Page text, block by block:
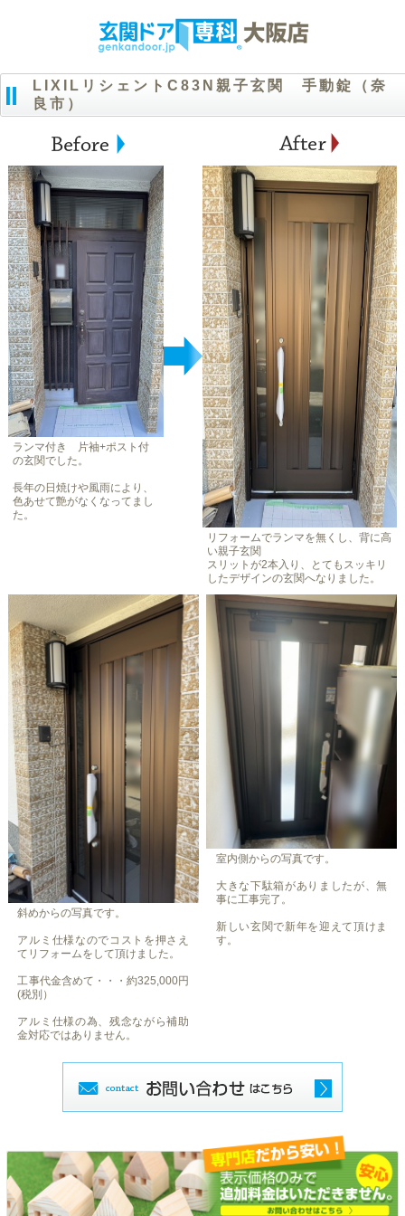
LIXILリシェントC83N親子玄関 手動錠（奈
良市）
ランマ付き 片袖+ポスト付
の玄関でした。
長年の日焼けや風雨により、
色あせて艶がなくなってまし
た。
リフォームでランマを無くし、背に高
い親子玄関
スリットが2本入り、とてもスッキリ
したデザインの玄関へなりました。
斜めからの写真です。
アルミ仕様なのでコストを押さえ
てリフォームをして頂けました。
工事代金含めて・・・約325,000円
(税別）
アルミ仕様の為、残念ながら補助
金対応ではありません。
室内側からの写真です。
大きな下駄箱がありましたが、無
事に工事完了。
新しい玄関で新年を迎えて頂けま
す。